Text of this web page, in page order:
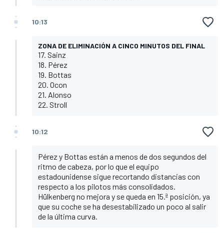
10:13
ZONA DE ELIMINACIÓN A CINCO MINUTOS DEL FINAL
17. Sainz
18. Pérez
19. Bottas
20. Ocon
21. Alonso
22. Stroll
10:12
Pérez y Bottas están a menos de dos segundos del
ritmo de cabeza, por lo que el equipo
estadounidense sigue recortando distancias con
respecto a los pilotos más consolidados.
Hülkenberg no mejora y se queda en 15.ª posición, ya
que su coche se ha desestabilizado un poco al salir
de la última curva.